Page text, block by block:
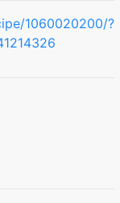
1060020200/?